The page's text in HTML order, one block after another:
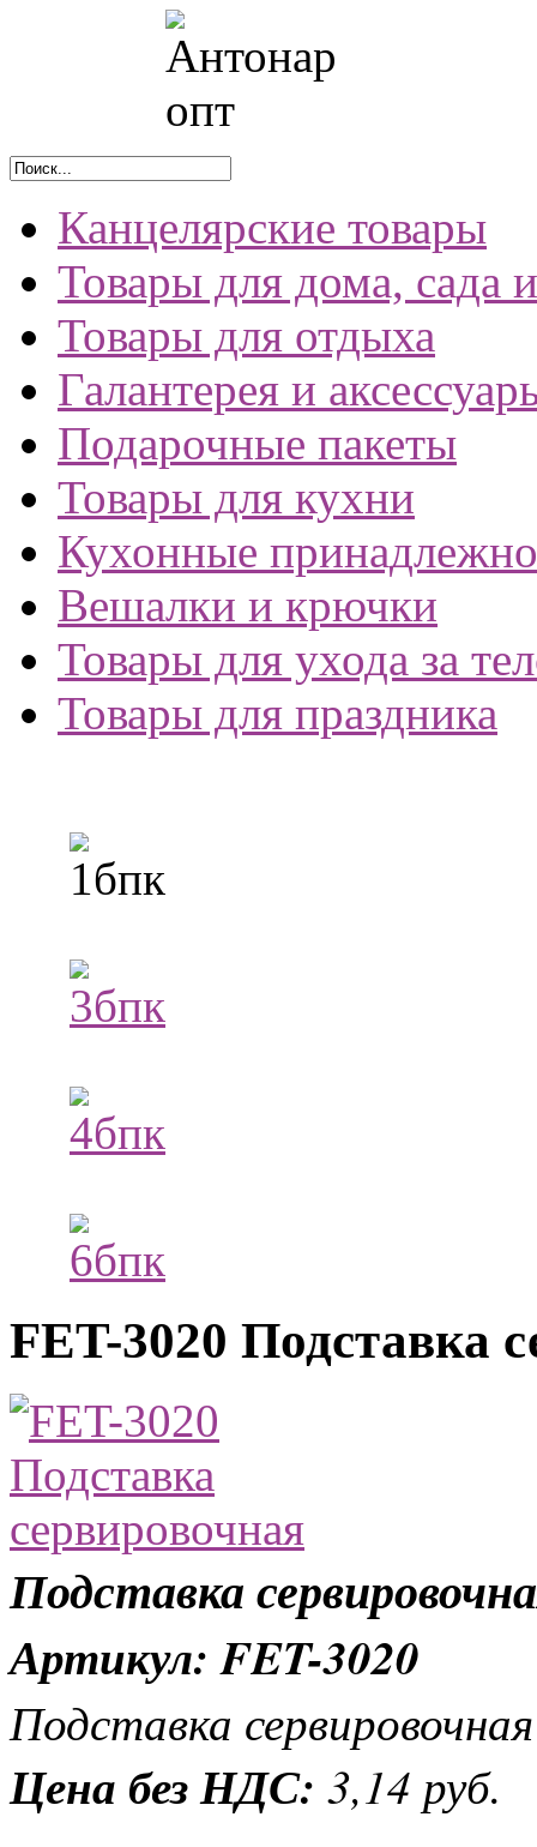
Канцелярские товары
Товары для дома, сада
Товары для отдыха
Галантерея и
Подарочные пакеты
Товары для кухни
Кухонные
Вешалки и крючки
Товары для ухода за
Товары для праздника
FET-3020 Подставка
Подставка
Артикул: FET-3020
Подставка
Цена без НДС: 3,14 руб.